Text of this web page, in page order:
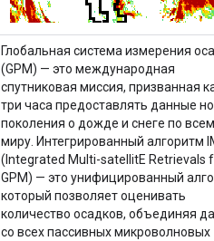
Глобальная система измерения
(GPM) — это международная
спутниковая миссия, призванная
три часа предоставлять данные
поколения о дожде и снеге по
миру. Интегрированный алгоритм
(Integrated Multi-satellitE Retrievals
GPM) — это унифицированный
который позволяет оценивать
количество осадков, объединяя
со всех пассивных микроволновых